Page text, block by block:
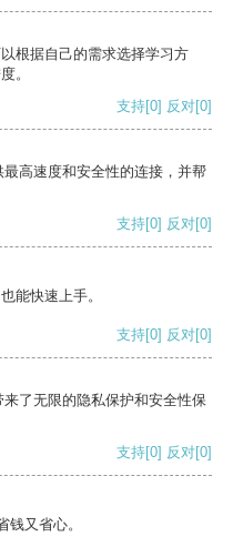
根据自己的需求选择学习方
。
支持[0] 反对[0]
高速度和安全性的连接，并帮
支持[0] 反对[0]
能快速上手。
支持[0] 反对[0]
了无限的隐私保护和安全性保
支持[0] 反对[0]
又省心。